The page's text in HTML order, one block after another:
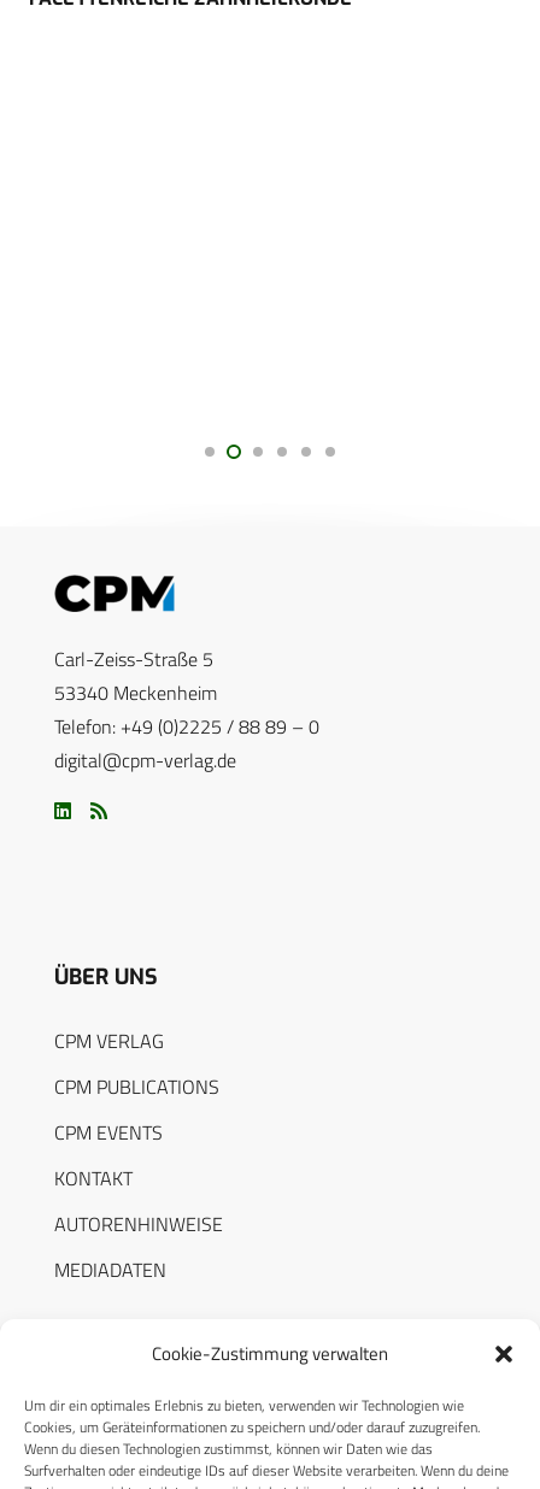
Cookie-Zustimmung verwalten
Um dir ein optimales Erlebnis zu bieten, verwenden wir Technologien wie
Cookies, um Geräteinformationen zu speichern und/oder darauf zuzugreifen.
Wenn du diesen Technologien zustimmst, können wir Daten wie das
Surfverhalten oder eindeutige IDs auf dieser Website verarbeiten. Wenn du deine
Carl-Zeiss-Straße 5
53340 Meckenheim
Telefon: +49 (0)2225 / 88 89 – 0
digital@cpm-verlag.de
ÜBER UNS
CPM VERLAG
CPM PUBLICATIONS
CPM EVENTS
KONTAKT
AUTORENHINWEISE
MEDIADATEN
RECHTLICHES
Datenschutzerklärung